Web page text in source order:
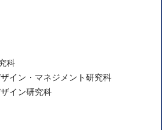
科
イン・マネジメント研究科
イン研究科